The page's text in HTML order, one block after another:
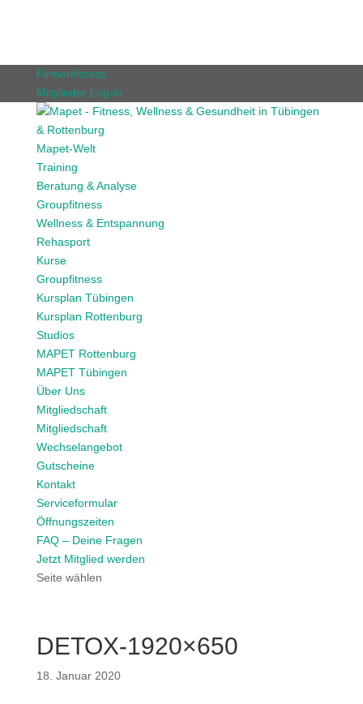
Firmenfitness
Mitglieder Log-in
Mapet-Welt
Training
Beratung & Analyse
Groupfitness
Wellness & Entspannung
Rehasport
Kurse
Groupfitness
Kursplan Tübingen
Kursplan Rottenburg
Studios
MAPET Rottenburg
MAPET Tübingen
Über Uns
Mitgliedschaft
Mitgliedschaft
Wechselangebot
Gutscheine
Kontakt
Serviceformular
Öffnungszeiten
FAQ – Deine Fragen
Jetzt Mitglied werden
Seite wählen
DETOX-1920×650
18. Januar 2020